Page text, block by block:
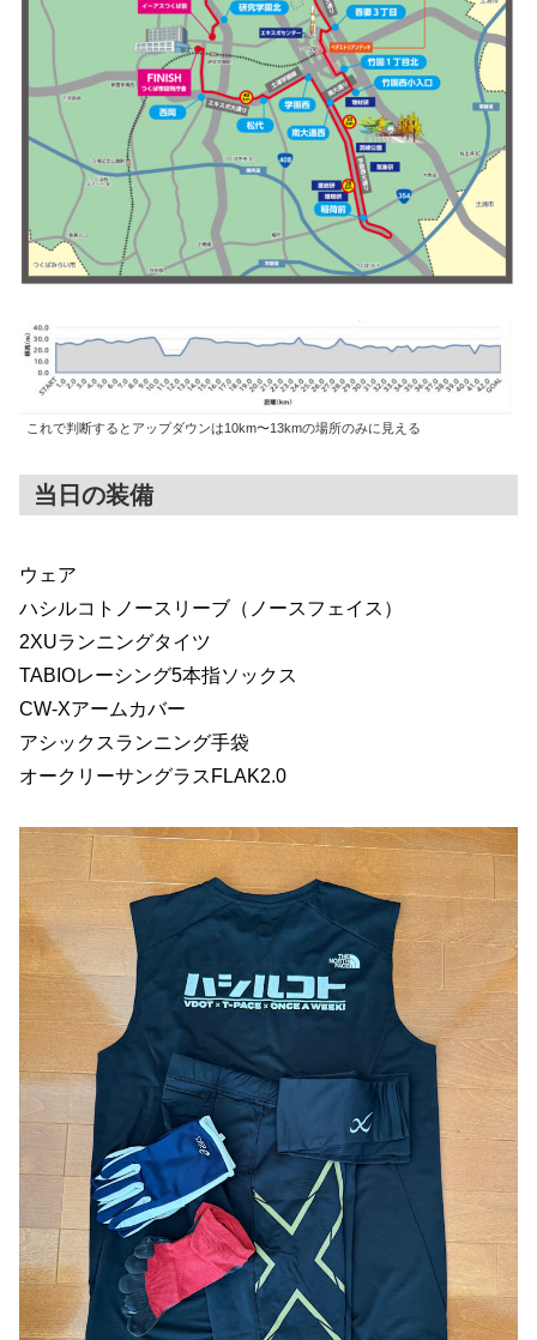
これで判断するとアップダウンは10km〜13kmの場所のみに見える
当日の装備
ウェア
ハシルコトノースリーブ（ノースフェイス）
2XUランニングタイツ
TABIOレーシング5本指ソックス
CW-Xアームカバー
アシックスランニング手袋
オークリーサングラスFLAK2.0